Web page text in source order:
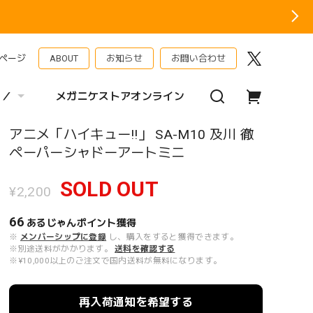
ージ ABOUT お知らせ お問い合わせ
メガニケストアオンライン
アニメ「ハイキュー!!」 SA-M10 及川 徹
ペーパーシャドーアートミニ
¥2,200 SOLD OUT
66 あるじゃんポイント獲得
※ メンバーシップに登録 し、購入をすると獲得できます。
※別途送料がかかります。
送料を確認する
※¥10,000以上のご注文で国内送料が無料になります。
再入荷通知を希望する